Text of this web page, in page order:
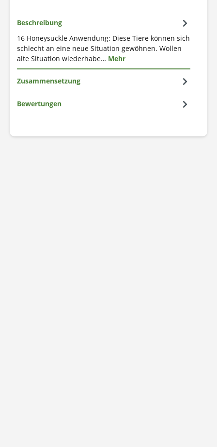
Beschreibung
16 Honeysuckle Anwendung: Diese Tiere können sich
schlecht an eine neue Situation gewöhnen. Wollen
alte Situation wiederhabe… Mehr
Zusammensetzung
Bewertungen